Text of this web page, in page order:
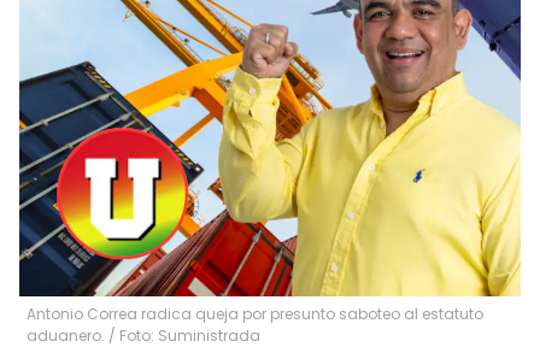
Antonio Correa radica queja por presunto saboteo al estatuto
aduanero. / Foto: Suministrada